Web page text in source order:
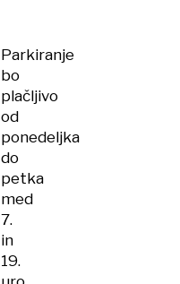
Parkiranje
bo
plačljivo
od
ponedeljka
do
petka
med
7.
in
19.